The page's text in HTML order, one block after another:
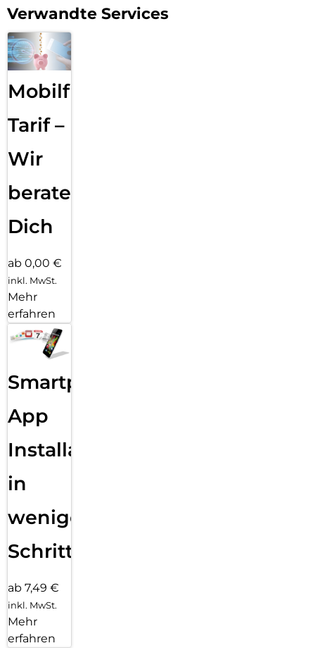
Verwandte Services
Mobilfunk
Tarif –
Wir
beraten
Dich
ab 0,00 €
inkl. MwSt.
Mehr
erfahren
Smartphone
App
Installation
in
wenigen
Schritten
ab 7,49 €
inkl. MwSt.
Mehr
erfahren